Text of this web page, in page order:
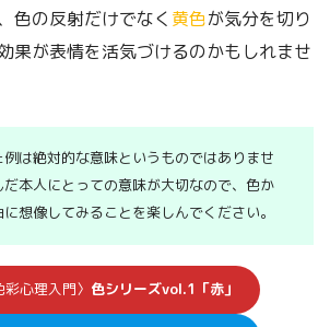
色の反射だけでなく 黄色が気分を切り
果が表情を活気づけるのかもしれませ
は絶対的な意味というものではありませ
本人にとっての意味が大切なので、色か
想像してみることを楽しんでください。
心理入門〉 色シリーズvol.1「赤」